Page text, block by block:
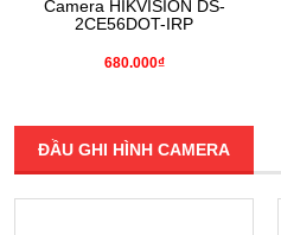
Camera HIKVISION DS-
2CE56DOT-IRP
680.000₫
ĐẦU GHI HÌNH CAMERA